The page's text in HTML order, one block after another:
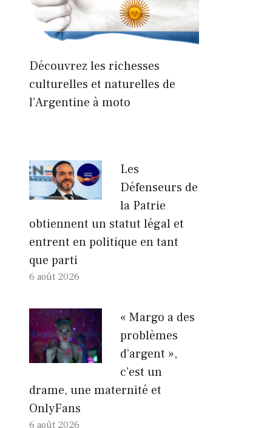
Découvrez les richesses
culturelles et naturelles de
l’Argentine à moto
Les
Défenseurs de
la Patrie
obtiennent un statut légal et
entrent en politique en tant
que parti
6 août 2026
« Margo a des
problèmes
d’argent »,
c’est un
drame, une maternité et
OnlyFans
6 août 2026